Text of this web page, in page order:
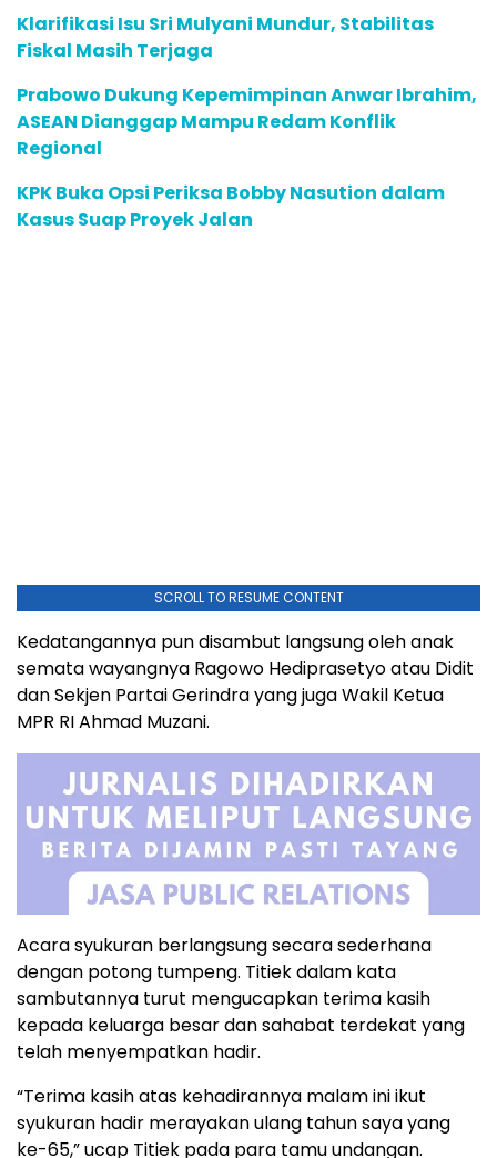
Klarifikasi Isu Sri Mulyani Mundur, Stabilitas
Fiskal Masih Terjaga
Prabowo Dukung Kepemimpinan Anwar Ibrahim,
ASEAN Dianggap Mampu Redam Konflik
Regional
KPK Buka Opsi Periksa Bobby Nasution dalam
Kasus Suap Proyek Jalan
SCROLL TO RESUME CONTENT
Kedatangannya pun disambut langsung oleh anak
semata wayangnya Ragowo Hediprasetyo atau Didit
dan Sekjen Partai Gerindra yang juga Wakil Ketua
MPR RI Ahmad Muzani.
Acara syukuran berlangsung secara sederhana
dengan potong tumpeng. Titiek dalam kata
sambutannya turut mengucapkan terima kasih
kepada keluarga besar dan sahabat terdekat yang
telah menyempatkan hadir.
“Terima kasih atas kehadirannya malam ini ikut
syukuran hadir merayakan ulang tahun saya yang
ke-65,” ucap Titiek pada para tamu undangan.